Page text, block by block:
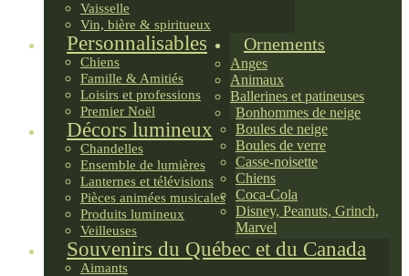
Vaisselle
Vin, bière & spiritueux
Personnalisables
Chiens
Famille & Amitiés
Loisirs et professions
Premier Noël
Décors lumineux
Chandelles
Ensemble de lumières
Lanternes et télévisions
Pièces animées musicales
Produits lumineux
Veilleuses
Souvenirs du Québec et du Canada
Aimants
Ornements
Anges
Animaux
Ballerines et patineuses
Bonhommes de neige
Boules de neige
Boules de verre
Casse-noisette
Chiens
Coca-Cola
Disney, Peanuts, Grinch,
Marvel